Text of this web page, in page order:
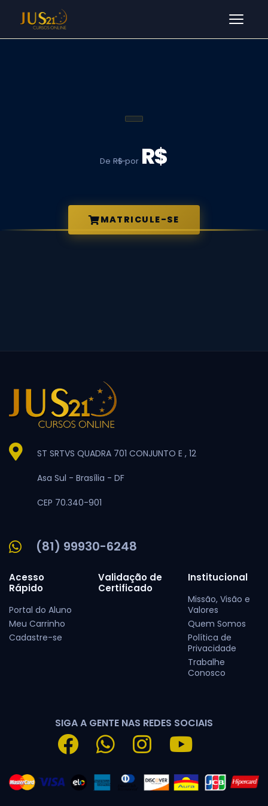
DeR$por R$
MATRICULE-SE
ST SRTVS QUADRA 701 CONJUNTO E , 12
Asa Sul - Brasília - DF
CEP 70.340-901
(81) 99930-6248
Acesso
Rápido
Portal do Aluno
Meu Carrinho
Cadastre-se
Validação de
Certificado
Institucional
Missão, Visão e
Valores
Quem Somos
Política de
Privacidade
Trabalhe
Conosco
SIGA A GENTE NAS REDES SOCIAIS